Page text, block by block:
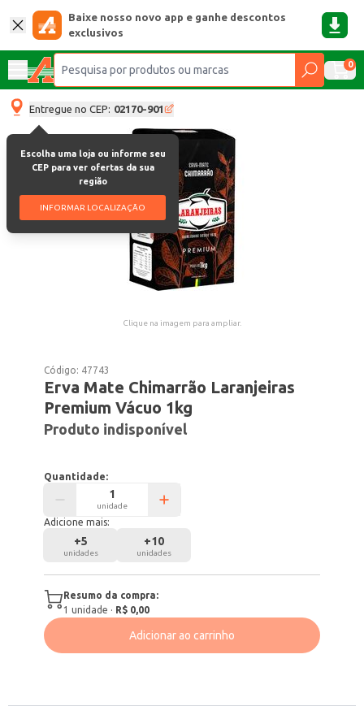
Baixe nosso novo app e ganhe descontos
exclusivos
0
Entregue no CEP: 02170-901
Escolha uma loja ou informe seu
CEP para ver ofertas da sua
região
INFORMAR LOCALIZAÇÃO
Clique na imagem para ampliar.
Código: 47743
Erva Mate Chimarrão Laranjeiras
Premium Vácuo 1kg
Produto indisponível
Quantidade:
unidade
Adicione mais:
+5
unidades
+10
unidades
Resumo da compra:
1 unidade · R$ 0,00
Adicionar ao carrinho